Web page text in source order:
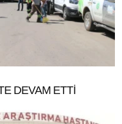
DEVAM ETTİ